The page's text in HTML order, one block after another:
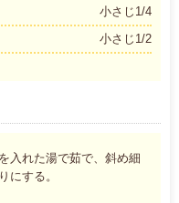
小さじ1/4
小さじ1/2
入れた湯で茹で、斜め細
にする。